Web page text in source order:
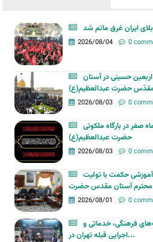
ایران غرق ماتم شد
2026/08/04 0
حسینی در آستان
حضرت عبدالعظیم(ع)
2026/08/03 0
صفر در بارگاه ملکوتی
حضرت عبدالعظیم(ع)
2026/08/03 0
حکمت با تولیت
2026/08/01 0
فرهنگی، خدماتی و
اجرایی قبله تهران در...